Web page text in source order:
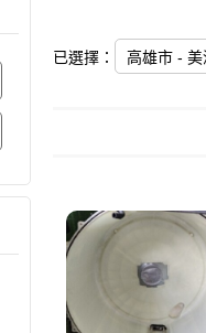
已選擇： 高雄市